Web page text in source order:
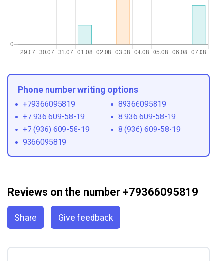
Phone number writing options
+79366095819
89366095819
+7 936 609-58-19
8 936 609-58-19
+7 (936) 609-58-19
8 (936) 609-58-19
9366095819
Reviews on the number +79366095819
Share Give feedback